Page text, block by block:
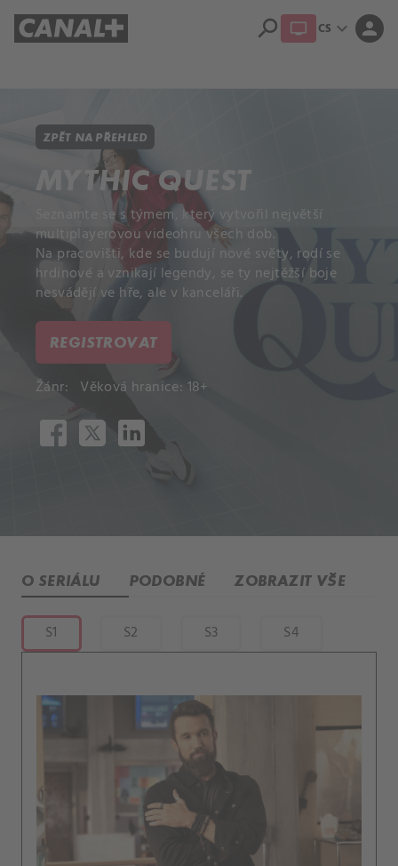
search CS expand_more person
ZPĚT NA PŘEHLED
MYTHIC QUEST
Seznamte se s týmem, který vytvořil největší
multiplayerovou videohru všech dob.
Na pracovišti, kde se budují nové světy, rodí se
hrdinové a vznikají legendy, se ty nejtěžší boje
nesvádějí ve hře, ale v kanceláři.
REGISTROVAT
Žánr: Věková hranice: 18+
O SERIÁLU PODOBNÉ ZOBRAZIT VŠE
S1 S2 S3 S4